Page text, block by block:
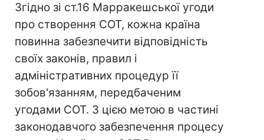
Згідно зі ст.16 Марракешської угоди
про створення СОТ, кожна країна
повинна забезпечити відповідність
своїх законів, правил і
адміністративних процедур її
зобов'язанням, передбаченим
угодами СОТ. З цією метою в частині
законодавчого забезпечення процесу